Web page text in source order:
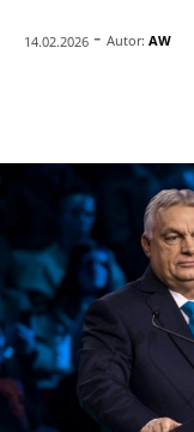
14.02.2026 - Autor: AW